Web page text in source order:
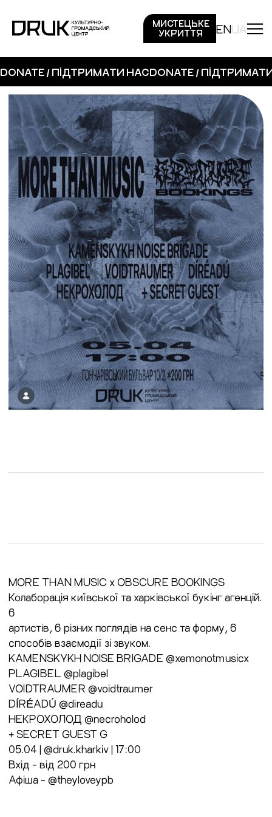
МИСТЕЦЬКЕ
УКРИТТЯ
ENUA
DONATE / ПІДТРИМАТИ НАСDONATE /
MORE THAN MUSIC x OBSCURE BOOKINGS
Колаборація київської та харківської букінг агенцій.
6
артистів, 6 різних поглядів на сенс та форму, 6
способів взаємодії зі звуком.
KAMENSKYKH NOISE BRIGADE @xemonotmusicx
PLAGIBEL @plagibel
VOIDTRAUMER @voidtraumer
DÍRÉADÚ @direadu
НЕКРОХОЛОД @necroholod
+ SECRET GUEST G
05.04 | @druk.kharkiv | 17:00
Вхід - від 200 грн
Афіша - @theyloveypb